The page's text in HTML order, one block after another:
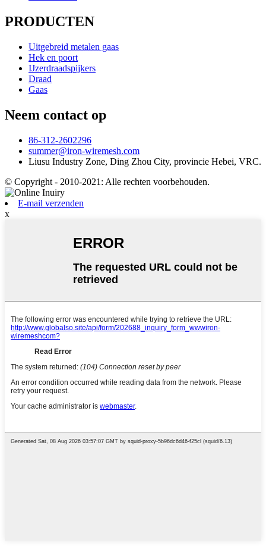
PRODUCTEN
Uitgebreid metalen gaas
Hek en poort
IJzerdraadspijkers
Draad
Gaas
Neem contact op
86-312-2602296
summer@iron-wiremesh.com
Liusu Industry Zone, Ding Zhou City, provincie Hebei, VRC.
© Copyright - 2010-2021: Alle rechten voorbehouden.
E-mail verzenden
x